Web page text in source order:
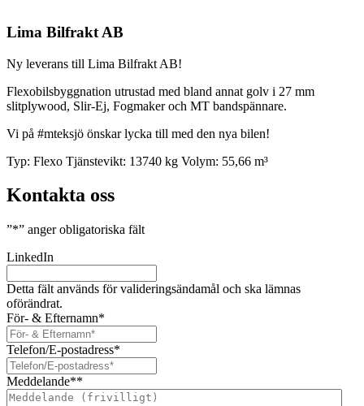
Lima Bilfrakt AB
Ny leverans till Lima Bilfrakt AB!
Flexobilsbyggnation utrustad med bland annat golv i 27 mm
slitplywood, Slir-Ej, Fogmaker och MT bandspännare.
Vi på #mteksjö önskar lycka till med den nya bilen!
Typ: Flexo Tjänstevikt: 13740 kg Volym: 55,66 m³
Kontakta oss
”*” anger obligatoriska fält
LinkedIn
Detta fält används för valideringsändamål och ska lämnas
oförändrat.
För- & Efternamn*
Telefon/E-postadress*
Meddelande**